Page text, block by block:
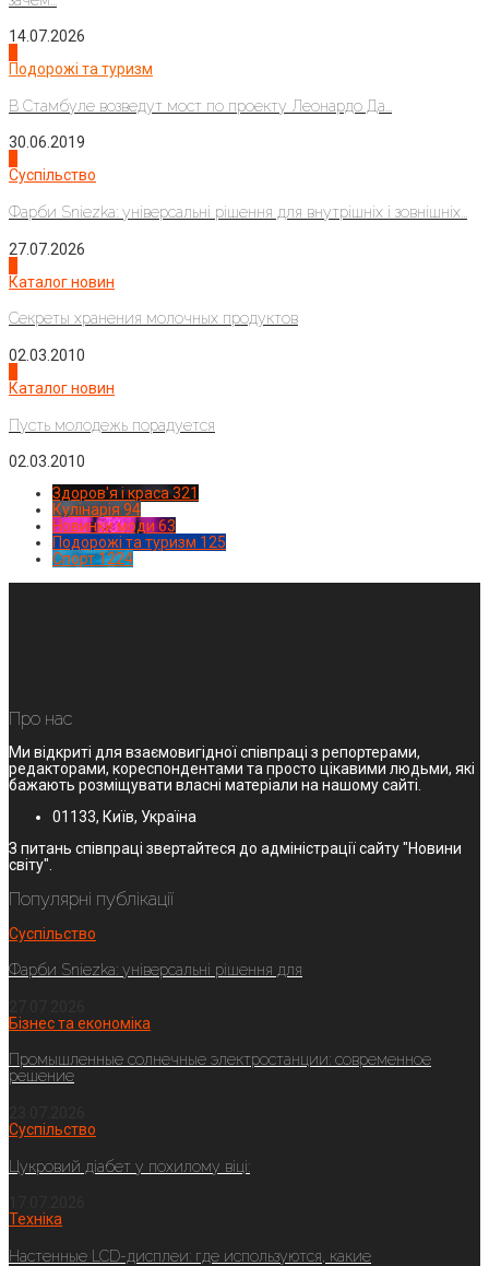
14.07.2026
Подорожі та туризм
В Стамбуле возведут мост по проекту Леонардо Да...
30.06.2019
Суспільство
Фарби Sniezka: універсальні рішення для внутрішніх і зовнішніх...
27.07.2026
Каталог новин
Секреты хранения молочных продуктов
02.03.2010
Каталог новин
Пусть молодежь порадуется
02.03.2010
Здоров'я і краса 321
Кулінарія 94
Новинки моди 63
Подорожі та туризм 125
Спорт1224
Про нас
Ми відкриті для взаємовигідної співпраці з репортерами,
редакторами, кореспондентами та просто цікавими людьми, які
бажають розміщувати власні матеріали на нашому сайті.
01133, Київ, Україна
З питань співпраці звертайтеся до адміністрації сайту "Новини
світу".
Популярні публікації
Суспільство
Фарби Sniezka: універсальні рішення для
Бізнес та економіка
Промышленные солнечные электростанции: современное
решение
Суспільство
Цукровий діабет у похилому віці:
Техніка
Настенные LCD-дисплеи: где используются, какие